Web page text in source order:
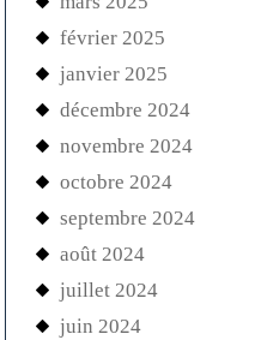
février 2025
janvier 2025
décembre 2024
novembre 2024
octobre 2024
septembre 2024
août 2024
juillet 2024
juin 2024